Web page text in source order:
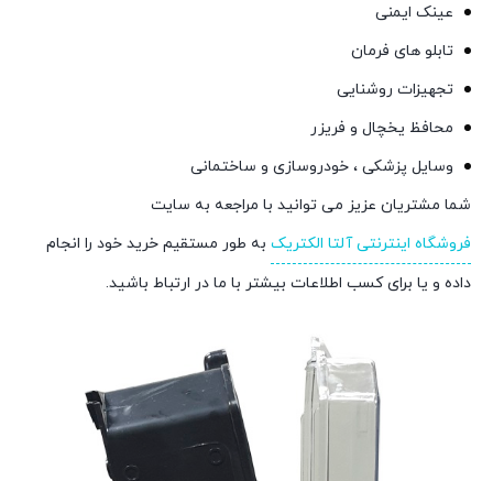
عینک ایمنی
تابلو های فرمان
تجهیزات روشنایی
محافظ یخچال و فریزر
وسایل پزشکی ، خودروسازی و ساختمانی
شما مشتریان عزیز می توانید با مراجعه به سایت
فروشگاه اینترنتی آلتا الکتریک به طور مستقیم خرید خود را انجام
داده و یا برای کسب اطلاعات بیشتر با ما در ارتباط باشید.